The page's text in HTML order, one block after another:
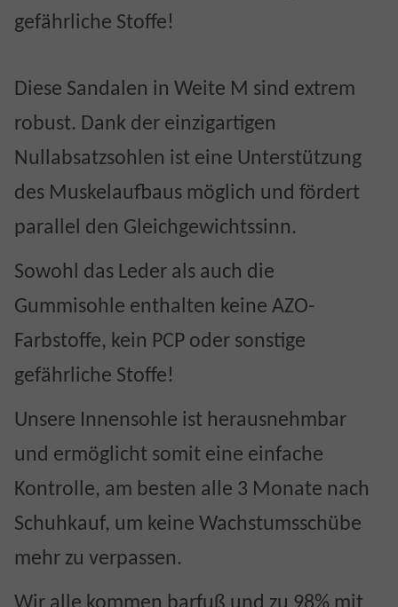
gefährliche Stoffe!
Diese Sandalen in Weite M sind extrem
robust. Dank der einzigartigen
Nullabsatzsohlen ist eine Unterstützung
des Muskelaufbaus möglich und fördert
parallel den Gleichgewichtssinn.
Sowohl das Leder als auch die
Gummisohle enthalten keine AZO-
Farbstoffe, kein PCP oder sonstige
gefährliche Stoffe!
Unsere Innensohle ist herausnehmbar
und ermöglicht somit eine einfache
Kontrolle, am besten alle 3 Monate nach
Schuhkauf, um keine Wachstumsschübe
mehr zu verpassen.